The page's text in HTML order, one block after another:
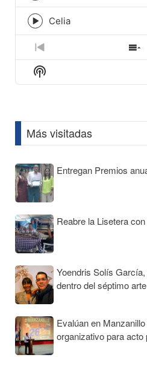
play
icon
Episode
play
icon
Celia
Previous
Episode
Show
Podcast
Más visitadas
Entregan Premios
Reabre la Lisetera
Yoendris Solís
dentro del séptimo arte
Evalúan en
organizativo para acto